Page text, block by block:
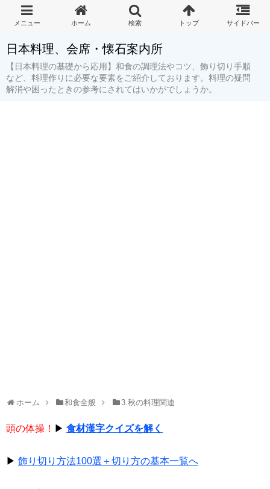
日本料理、会席・懐石案内所
【日本料理の基礎から応用】和食の調理法やコツ、飾り切り手順
など、料理作りに必要な要素をご紹介しております。料理の疑問
解消や困ったときの参考にされてはいかがでしょうか。
ホーム 和食全般 3.秋の料理関連
頭の体操！ ▶ 食材漢字クイズを解く
▶ 飾り切り方法100選＋切り方の基本一覧へ